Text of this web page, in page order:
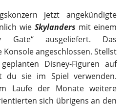
jetzt angekündigte
wie Skylanders mit einem
Gate“ ausgeliefert. Das
angeschlossen. Stellst
Disney-Figuren auf
du sie im Spiel verwenden.
Laufe der Monate weitere
sich übrigens an den